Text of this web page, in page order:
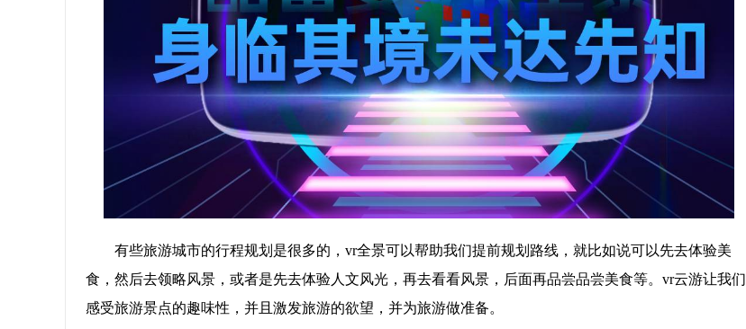
有些旅游城市的行程规划是很多的，vr全景可以帮助我们提前规划路线，就比如说可以先去体验美
食，然后去领略风景，或者是先去体验人文风光，再去看看风景，后面再品尝品尝美食等。vr云游让我们
感受旅游景点的趣味性，并且激发旅游的欲望，并为旅游做准备。